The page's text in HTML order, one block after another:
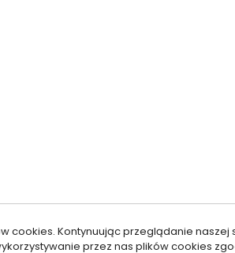
cookies. Kontynuując przeglądanie naszej
przez nas plików cookies